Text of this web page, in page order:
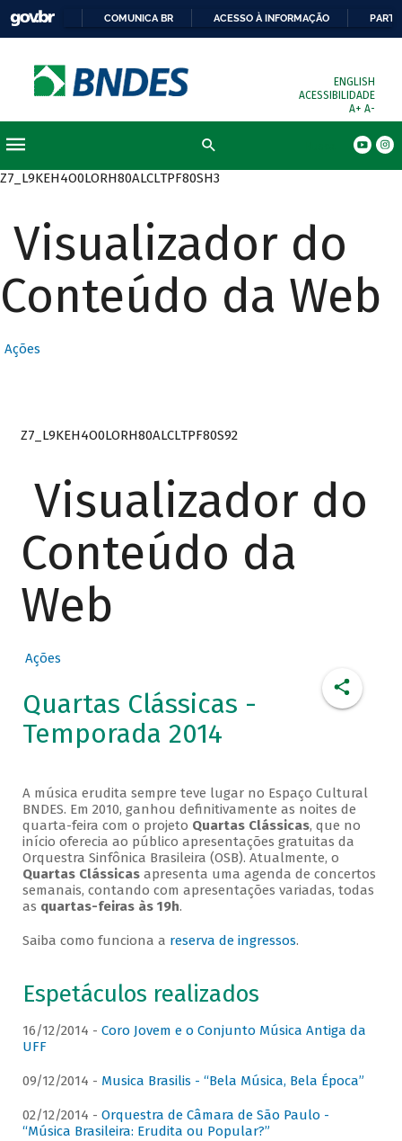
COMUNICA BR ACESSO À INFORMAÇÃO
ENGLISH
ACESSIBILIDADE
A+ A-
Z7_L9KEH4O0LORH80ALCLTPF80SH3
Visualizador do
Conteúdo da Web
Ações
Z7_L9KEH4O0LORH80ALCLTPF80S92
Visualizador do
Conteúdo da
Web
Ações
Quartas Clássicas -
Temporada 2014
A música erudita sempre teve lugar no Espaço Cultural
BNDES. Em 2010, ganhou definitivamente as noites de
quarta-feira com o projeto Quartas Clássicas, que no
início oferecia ao público apresentações gratuitas da
Orquestra Sinfônica Brasileira (OSB). Atualmente, o
Quartas Clássicasapresenta uma agenda de concertos
semanais, contando com apresentações variadas, todas
as quartas-feiras às 19h.
Saiba como funciona a reserva de ingressos.
Espetáculos realizados
16/12/2014 - Coro Jovem e o Conjunto Música Antiga da
UFF
09/12/2014 - Musica Brasilis - “Bela Música, Bela Época”
02/12/2014 - Orquestra de Câmara de São Paulo -
“Música Brasileira: Erudita ou Popular?”